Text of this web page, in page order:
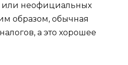
или неофициальных
образом, обычная
а это хорошее